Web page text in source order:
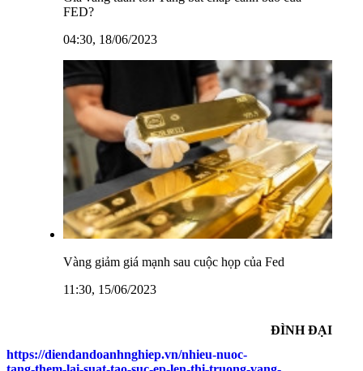
FED?
04:30, 18/06/2023
Vàng giảm giá mạnh sau cuộc họp của Fed
11:30, 15/06/2023
ĐÌNH ĐẠI
https://diendandoanhnghiep.vn/nhieu-nuoc-